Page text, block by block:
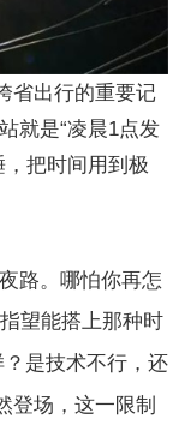
省出行的重要记
就是“凌晨1点发
把时间用到极
路。哪怕你再怎
望能搭上那种时
？是技术不行，还
登场，这一限制